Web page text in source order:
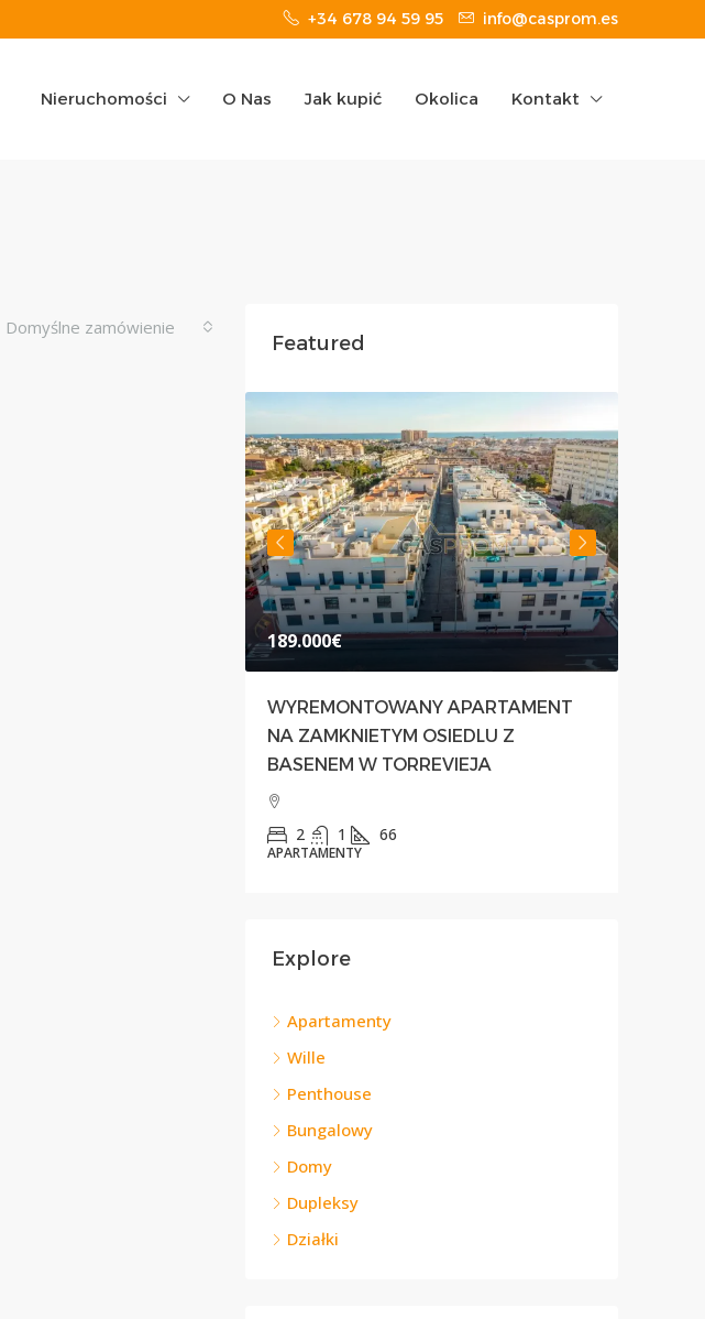
+34 678 94 59 95 info@casprom.es
Nieruchomości O Nas Jak kupić Okolica Kontakt
Domyślne zamówienie
Featured
189.000€
WYREMONTOWANY APARTAMENT
NA ZAMKNIETYM OSIEDLU Z
BASENEM W TORREVIEJA
2 1 66
APARTAMENTY
Explore
Apartamenty
Wille
Penthouse
Bungalowy
Domy
Dupleksy
Działki